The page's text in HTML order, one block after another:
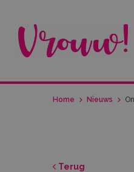
Home Nieuws
Terug